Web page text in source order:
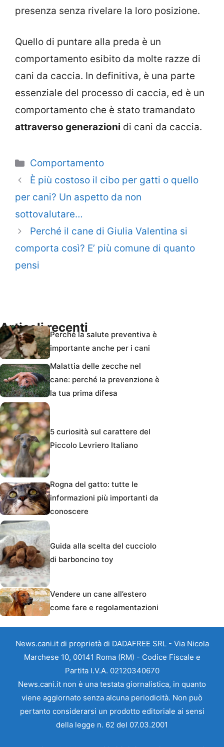
presenza senza rivelare la loro posizione.
Quello di puntare alla preda è un
comportamento esibito da molte razze di
cani da caccia. In definitiva, è una parte
essenziale del processo di caccia, ed è un
comportamento che è stato tramandato
attraverso generazioni di cani da caccia.
Categorie
Comportamento
È più costoso il cibo per gatti o quello
per cani? Un aspetto da non
sottovalutare…
Perché il cane di Giulia Valentina si
comporta così? E’ più comune di quanto
pensi
Articoli recentiPerché la salute preventiva è
importante anche per i cani
Malattia delle zecche nel
cane: perché la prevenzione è
la tua prima difesa
5 curiosità sul carattere del
Piccolo Levriero Italiano
Rogna del gatto: tutte le
informazioni più importanti da
conoscere
Guida alla scelta del cucciolo
di barboncino toy
Vendere un cane all’estero
come fare e regolamentazioni
News.cani.it di proprietà di DADAFREE SRL - Via Nicola
Marchese 10, 00141 Roma (RM) - Codice Fiscale e
Partita I.V.A. 02120340670
News.cani.it non è una testata giornalistica, in quanto
viene aggiornato senza alcuna periodicità. Non può
pertanto considerarsi un prodotto editoriale ai sensi
della legge n. 62 del 07.03.2001